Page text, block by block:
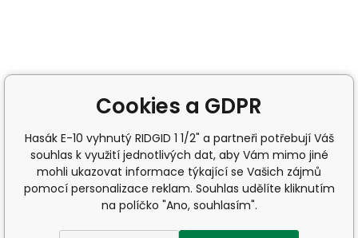
Cookies a GDPR
Hasák E-10 vyhnutý RIDGID 1 1/2" a partneři potřebují Váš
souhlas k využití jednotlivých dat, aby Vám mimo jiné
mohli ukazovat informace týkající se Vašich zájmů
pomocí personalizace reklam. Souhlas udělíte kliknutím
na políčko "Ano, souhlasím".